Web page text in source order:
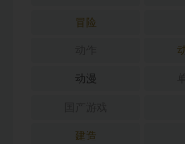
冒险
动漫
建造